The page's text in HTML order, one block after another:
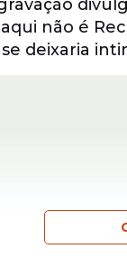
aqui não é
deixaria